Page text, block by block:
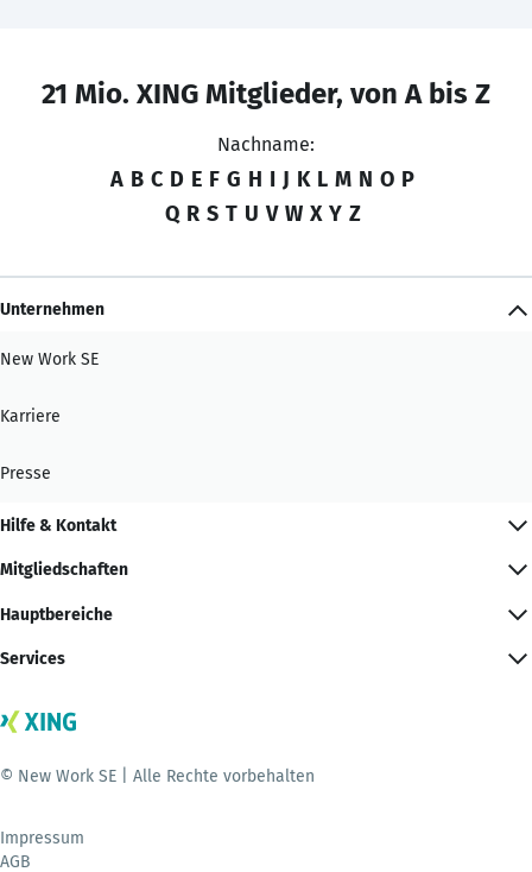
21 Mio. XING Mitglieder, von A bis Z
Nachname:
A B C D E F G H I J K L M N O P
Q R S T U V W X Y Z
Unternehmen
New Work SE
Karriere
Presse
Hilfe & Kontakt
Mitgliedschaften
Hauptbereiche
Services
© New Work SE | Alle Rechte vorbehalten
Impressum
AGB